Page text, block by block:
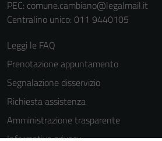
PEC: comune.cambiano@legalmail.it
Centralino unico: 011 9440105
Leggi le FAQ
Prenotazione appuntamento
Segnalazione disservizio
Richiesta assistenza
Amministrazione trasparente